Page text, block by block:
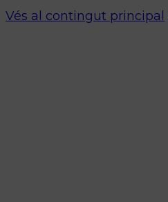
Vés al contingut principal